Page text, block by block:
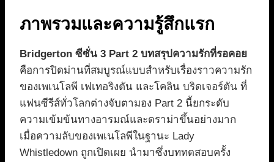
ภาพรวมและความรู้สึกแรก
Bridgerton ซีซั่น 3 Part 2 บทสรุปความรักที่รอคอย
คือการปิดม่านที่สมบูรณ์แบบสำหรับเรื่องราวความรัก
ของเพเนโลพี เฟเทอริงตัน และโคลิน บริดเจอร์ตัน ที่
แฟนซีรีส์ทั่วโลกต่างจับตามอง Part 2 นี้ยกระดับ
ความเข้มข้นทางอารมณ์และดราม่าขึ้นอย่างมาก
เมื่อความลับของเพเนโลพีในฐานะ Lady
Whistledown ถูกเปิดเผย นำมาซึ่งบททดสอบครั้ง